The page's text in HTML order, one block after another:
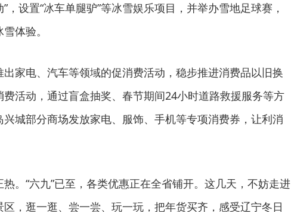
，设置“冰车单腿驴”等冰雪娱乐项目，并举办雪地足球赛，
体验。
电、汽车等领域的促消费活动，稳步推进消费品以旧换
活动，通过盲盒抽奖、春节期间24小时道路救援服务等方
城部分商场发放家电、服饰、手机等专项消费券，让利消
“六九”已至，各类优惠正在全省铺开。这几天，不妨走进
，逛一逛、尝一尝、玩一玩，把年货买齐，感受辽宁冬日